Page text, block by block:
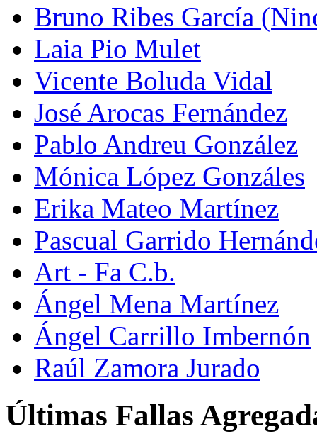
Bruno Ribes García
Laia Pio Mulet
Vicente Boluda Vidal
José Arocas Fernández
Pablo Andreu González
Mónica López Gonzáles
Erika Mateo Martínez
Pascual Garrido
Art - Fa C.b.
Ángel Mena Martínez
Ángel Carrillo Imbernón
Raúl Zamora Jurado
Últimas Fallas